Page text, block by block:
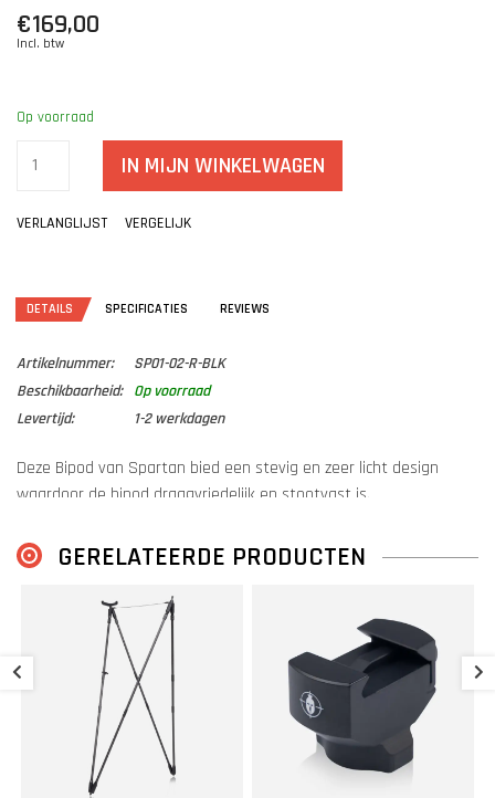
€169,00
Incl. btw
Op voorraad
IN MIJN WINKELWAGEN
VERLANGLIJST VERGELIJK
DETAILS SPECIFICATIES REVIEWS
Artikelnummer:
SP01-02-R-BLK
Beschikbaarheid:
Op voorraad
Levertijd:
1-2 werkdagen
Deze Bipod van Spartan bied een stevig en zeer licht design
waardoor de bipod draagvriedelijk en stootvast is.
MagnaSwitch
Spartan is bekend geworden vanwege het MagnaSwitch-
snelkoppelsysteem, waarmee geweersteunen en bipods
razendsnel aan het wapen bevestigd kunnen worden dankzij een
stevige magnetische koppeling.
Hunter/Target Mode
De bipod is uitgerust met een magneet dankzij het MagnaSwitch-
GERELATEERDE PRODUCTEN